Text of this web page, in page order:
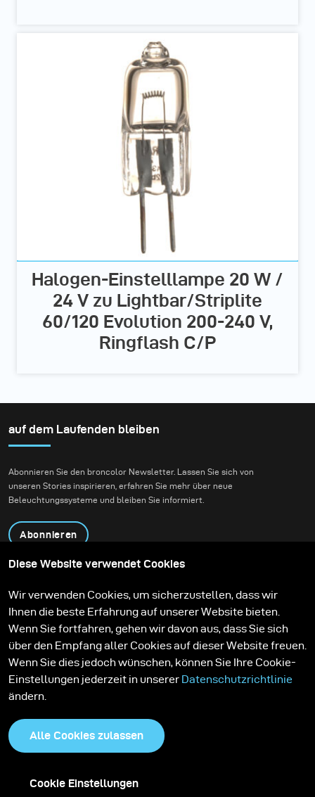
Halogen-Einstelllampe 20 W /
24 V zu Lightbar/Striplite
60/120 Evolution 200-240 V,
Ringflash C/P
auf dem Laufenden bleiben
Abonnieren Sie den broncolor Newsletter. Lassen Sie sich von
unseren Stories inspirieren, erfahren Sie mehr über neue
Beleuchtungssysteme und bleiben Sie informiert.
Abonnieren
Kontakt
Technologien
Contribute to our blog
Lernen
Support
Karriere
Media Center
Diese Website verwendet Cookies
Wir verwenden Cookies, um sicherzustellen, dass wir
Ihnen die beste Erfahrung auf unserer Website bieten.
Wenn Sie fortfahren, gehen wir davon aus, dass Sie sich
über den Empfang aller Cookies auf dieser Website freuen.
Wenn Sie dies jedoch wünschen, können Sie Ihre Cookie-
Einstellungen jederzeit in unserer Datenschutzrichtlinie
ändern.
Alle Cookies zulassen
Cookie Einstellungen